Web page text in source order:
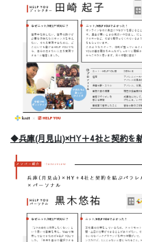
◆兵庫(月見山)×HY＋4社と契約を